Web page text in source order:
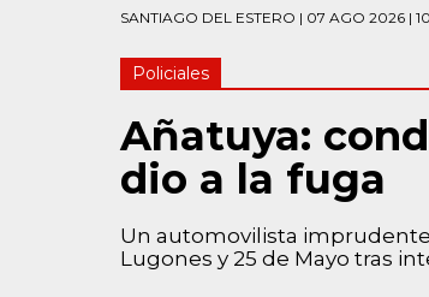
SANTIAGO DEL ESTERO | 07 AGO 2026 |
Policiales
Añatuya:
dio a la fuga
Un automovilista
Lugones y 25 de Mayo tras